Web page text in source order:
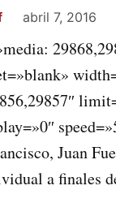
abril 7, 2016
Juan
a finales